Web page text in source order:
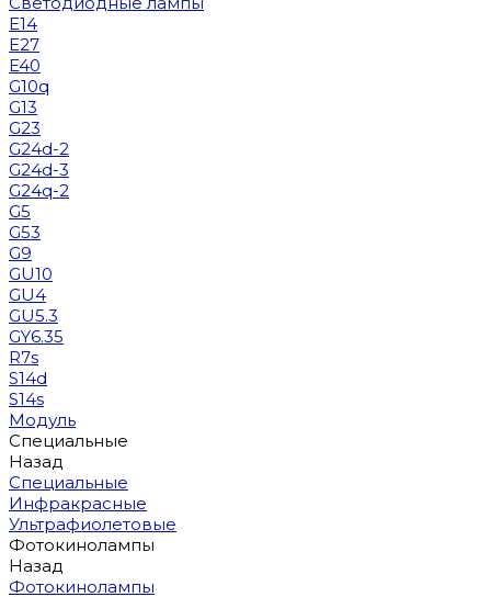
E14
E27
E40
G10q
G13
G23
G24d-2
G24d-3
G24q-2
G5
G53
G9
GU10
GU4
GU5.3
GY6.35
R7s
S14d
S14s
Модуль
Специальные
Назад
Специальные
Инфракрасные
Ультрафиолетовые
Фотокинолампы
Назад
Фотокинолампы